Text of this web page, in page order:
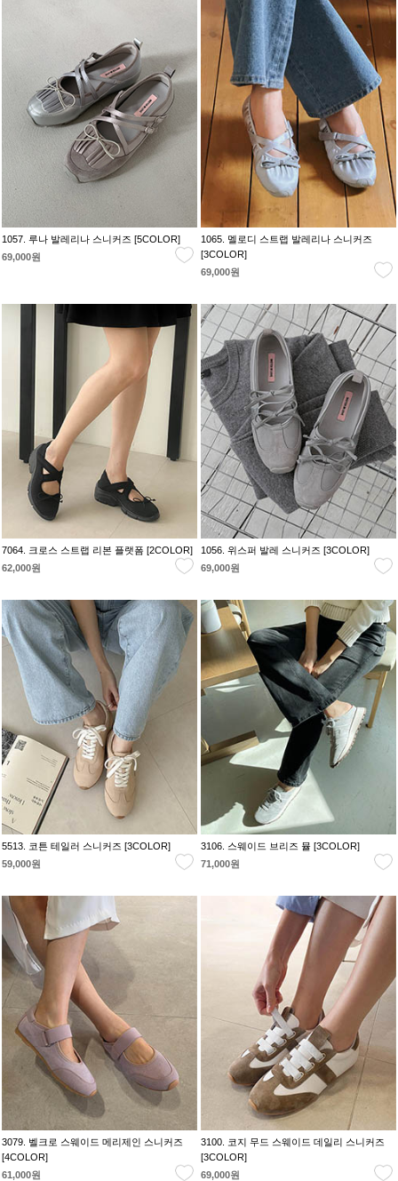
1057. 루나 발레리나 스니커즈 [5COLOR]
69,000원
1065. 멜로디 스트랩 발레리나 스니커즈
[3COLOR]
69,000원
7064. 크로스 스트랩 리본 플랫폼 [2COLOR]
62,000원
1056. 위스퍼 발레 스니커즈 [3COLOR]
69,000원
5513. 코튼 테일러 스니커즈 [3COLOR]
59,000원
3106. 스웨이드 브리즈 뮬 [3COLOR]
71,000원
3079. 벨크로 스웨이드 메리제인 스니커즈
[4COLOR]
61,000원
3100. 코지 무드 스웨이드 데일리 스니커즈
[3COLOR]
69,000원